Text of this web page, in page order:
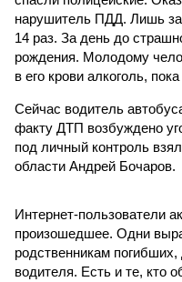
нарушитель ПДД. Лишь
14 раз. За день до
рождения. Молодому
в его крови алкоголь,
Сейчас водитель
факту ДТП возбуждено
под личный контроль
области Андрей Бочаров.
Интернет-пользователи
произошедшее. Одни
родственникам
водителя. Есть и те, кто